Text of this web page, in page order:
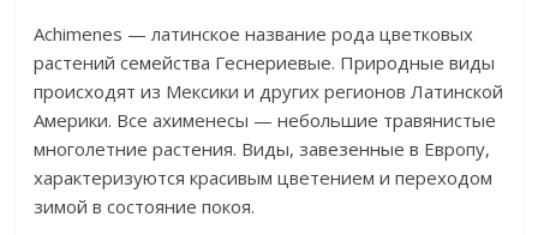
Achimenes — латинское название рода цветковых
растений семейства Геснериевые. Природные виды
происходят из Мексики и других регионов Латинской
Америки. Все ахименесы — небольшие травянистые
многолетние растения. Виды, завезенные в Европу,
характеризуются красивым цветением и переходом
зимой в состояние покоя.